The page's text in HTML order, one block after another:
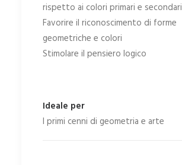
rispetto ai colori primari e secondari
Favorire il riconoscimento di forme
geometriche e colori
Stimolare il pensiero logico
Ideale per
I primi cenni di geometria e arte